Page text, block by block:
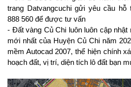
trang Datvangcuchi gửi yêu cầu hỗ
888 560 để được tư vấn
- Đất vàng Củ Chi luôn luôn cập nhật
mới nhất của Huyện Củ Chi năm
mềm Autocad 2007, thể hiện chính
hoạch đất, vị trí, diện tích lô đất bạn